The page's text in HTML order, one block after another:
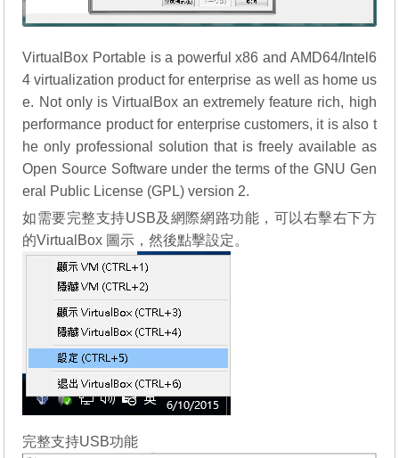
VirtualBox Portable is a powerful x86 and AMD64/Intel6
4 virtualization product for enterprise as well as home us
e. Not only is VirtualBox an extremely feature rich, high
performance product for enterprise customers, it is also t
he only professional solution that is freely available as
Open Source Software under the terms of the GNU Gen
eral Public License (GPL) version 2.
如需要完整支持USB及網際網路功能，可以右擊右下方
的VirtualBox 圖示，然後點擊設定。
完整支持USB功能